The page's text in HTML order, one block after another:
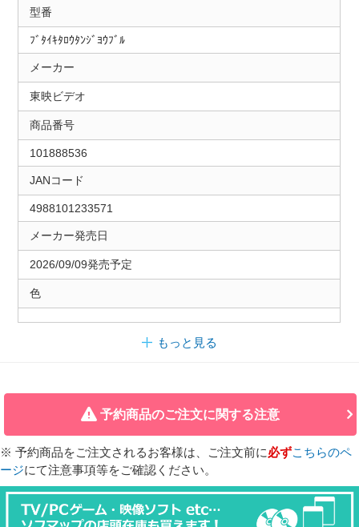
型番
ﾌﾞﾀｲｷﾀﾛｳﾀﾝｼﾞﾖｳﾌﾞﾙ
メーカー
東映ビデオ
商品番号
101888536
JANコード
4988101233571
メーカー発売日
2026/09/09発売予定
色
もっと見る
予約商品のご注文に関する注意
※ 予約商品をご注文されるお客様は、ご注文前に必ずこちらのペ
ージにて注意事項等をご確認ください。